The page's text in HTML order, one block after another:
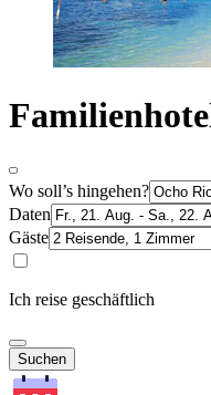
Wo soll’s hingehen?
Daten
Gäste
Ich reise geschäftlich
Suchen